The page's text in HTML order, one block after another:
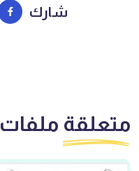
شارك
متعلقة ملفات